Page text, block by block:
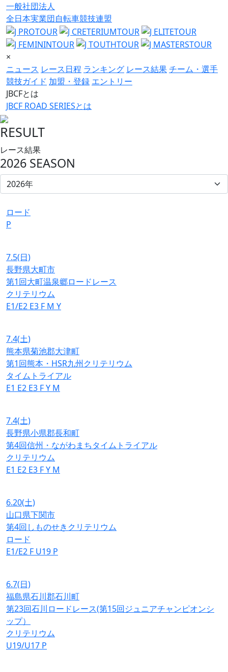
一般社団法人
全日本実業団自転車競技連盟
×
ニュース レース日程 ランキング レース結果チーム・選手
競技ガイド 加盟・登録 エントリー
JBCFとは
JBCF ROAD SERIESとは
RESULT
レース結果
2026 SEASON
ロード
P
7.5(日)
長野県大町市
第1回大町温泉郷ロードレース
クリテリウム
E1/E2 E3 F M Y
7.4(土)
熊本県菊池郡大津町
第1回熊本・HSR九州クリテリウム
タイムトライアル
E1 E2 E3 FY M
7.4(土)
長野県小県郡長和町
第4回信州・ながわまちタイムトライアル
クリテリウム
E1 E2 E3 FY M
6.20(土)
山口県下関市
第4回しものせきクリテリウム
ロード
E1/E2 F U19 P
6.7(日)
福島県石川郡石川町
第23回石川ロードレース(第15回ジュニアチャンピオンシ
ップ）
クリテリウム
U19/U17 P